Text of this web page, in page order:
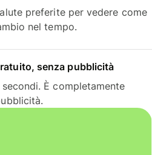
preferite per vedere come
nel tempo.
senza pubblicità
È completamente